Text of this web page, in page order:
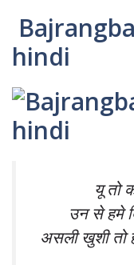
hindi
यू तो
उन से हमे
असली खुशी तो